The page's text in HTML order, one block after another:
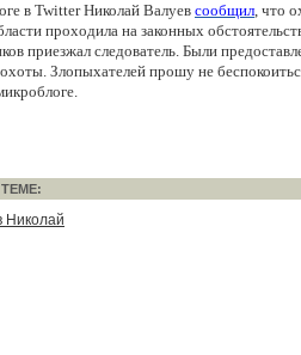
в Twitter Николай Валуевсообщил, что
проходила на законных
приезжал следователь. Были
Злопыхателей прошу не
Николай